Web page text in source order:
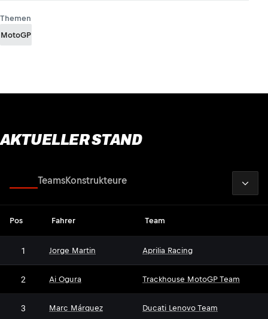
Themen
MotoGP
AKTUELLER STAND
TeamsKonstrukteure
Pos Fahrer Team
1 Jorge Martin Aprilia Racing
2 Ai Ogura Trackhouse MotoGP Team
3 Marc Márquez Ducati Lenovo Team